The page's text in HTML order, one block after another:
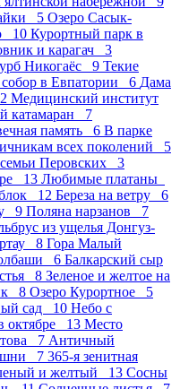
5 Озеро Сасык-
10 Курортный парк в
и карагач 3
Никогаёс 9 Текие
в Евпатории 6 Дама
Медицинский институт
катамаран 7
память 6 В парке
всех поколений 5
Перовских 3
13 Любимые платаны
12 Береза на ветру 6
9 Поляна нарзанов 7
из ущелья Донгуз-
8 Гора Малый
6 Балкарский сыр
8 Зеленое и желтое на
8 Озеро Курортное 5
сад 10 Небо с
октябре 13 Место
7 Античный
7 365-я зенитная
и желтый 13 Сосны